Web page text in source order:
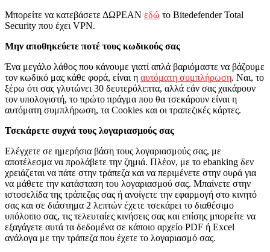
Μπορείτε να κατεβάσετε ΔΩΡΕΑΝ εδώ το Bitedefender Total
Security που έχει VPN.
Μην αποθηκεύετε ποτέ τους κωδικούς σας
Ένα μεγάλο λάθος που κάνουμε γιατί απλά βαριόμαστε να βάζουμε
τον κωδικό μας κάθε φορά, είναι η αυτόματη συμπλήρωση. Ναι, το
ξέρω ότι σας γλυτώνει 30 δευτερόλεπτα, αλλά εάν σας χακάρουν
τον υπολογιστή, το πρώτο πράγμα που θα τσεκάρουν είναι η
αυτόματη συμπλήρωση, τα Cookies και οι τραπεζικές κάρτες.
Τσεκάρετε συχνά τους λογαριασμούς σας
Ελέγχετε σε ημερήσια βάση τους λογαριασμούς σας, με
αποτέλεσμα να προλάβετε την ζημιά. Πλέον, με το ebanking δεν
χρειάζεται να πάτε στην τράπεζα και να περιμένετε στην ουρά για
να μάθετε την κατάσταση του λογαριασμού σας. Μπαίνετε στην
ιστοσελίδα της τράπεζας σας ή ανοίγετε την εφαρμογή στο κινητό
σας και σε διάστημα 2 λεπτών έχετε τσεκάρει το διαθέσιμο
υπόλοιπο σας, τις τελευταίες κινήσεις σας και επίσης μπορείτε να
εξαγάγετε αυτά τα δεδομένα σε κάποιο αρχείο PDF ή Excel
ανάλογα με την τράπεζα που έχετε το λογαριασμό σας.